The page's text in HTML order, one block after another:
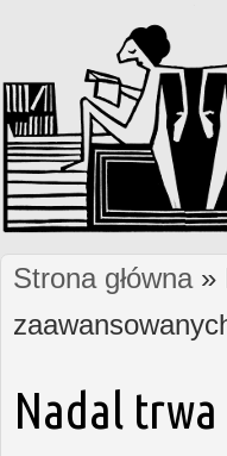
Jesteś tutaj
Strona główna»
Nadal